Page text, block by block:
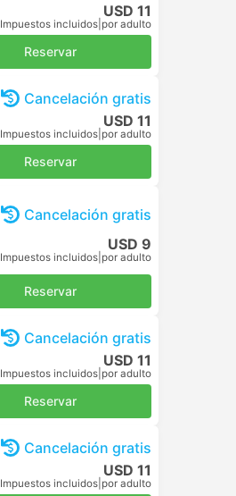
USD 11
Impuestos incluidos por adulto
Reservar
Cancelación gratis
USD 11
Impuestos incluidos por adulto
Reservar
Cancelación gratis
USD 9
Impuestos incluidos por adulto
Reservar
Cancelación gratis
USD 11
Impuestos incluidos por adulto
Reservar
Cancelación gratis
USD 11
Impuestos incluidos por adulto